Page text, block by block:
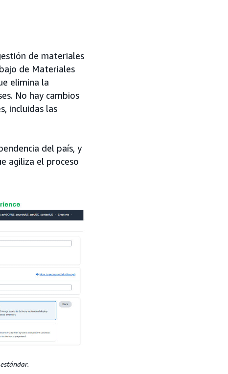
de materiales
de Materiales
elimina la
No hay cambios
incluidas las
del país, y
agiliza el proceso